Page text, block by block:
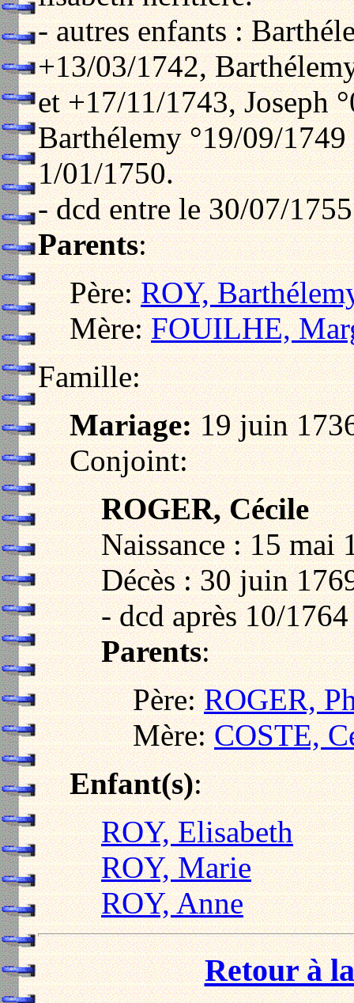
- autres enfants :
+13/03/1742,
et +17/11/1743, Joseph
Barthélemy °19/09/1749
1/01/1750.
- dcd entre le 30/07/
Parents:
Père:ROY,
Mère:FOUILHE,
Famille:
Mariage:19 juin
Conjoint:
ROGER, Cécile
Naissance : 15 mai
Décès : 30 juin
- dcd après 10/
Parents:
Père:ROGER,
Mère:COSTE,
Enfant(s):
ROY, Elisabeth
ROY, Marie
ROY, Anne
Retour à